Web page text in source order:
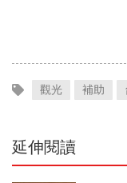
觀光 補助
延伸閱讀